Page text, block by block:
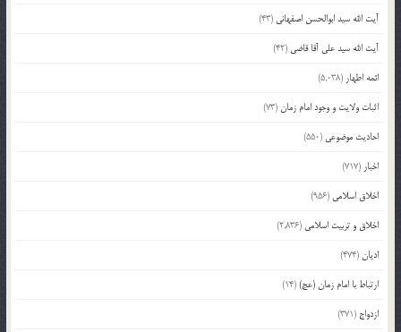
آیت الله سید ابوالحسن اصفهانی (43)
آیت الله سید علی آقا قاضی (42)
ائمه اطهار (5,038)
اثبات ولایت و وجود امام زمان (73)
احادیث موضوعی (550)
اخبار (717)
اخلاق اسلامی (956)
اخلاق و تربیت اسلامی (2,836)
ادیان (474)
ارتباط با امام زمان (عج)(14)
ازدواج (371)